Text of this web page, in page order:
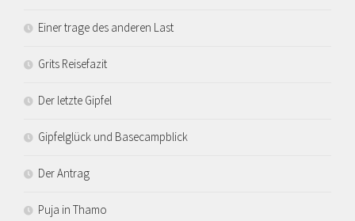
Einer trage des anderen Last
Grits Reisefazit
Der letzte Gipfel
Gipfelglück und Basecampblick
Der Antrag
Puja in Thamo